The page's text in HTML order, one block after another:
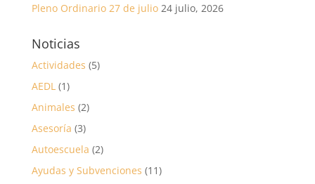
Pleno Ordinario 27 de julio 24 julio, 2026
Noticias
Actividades (5)
AEDL(1)
Animales (2)
Asesoría (3)
Autoescuela (2)
Ayudas y Subvenciones (11)